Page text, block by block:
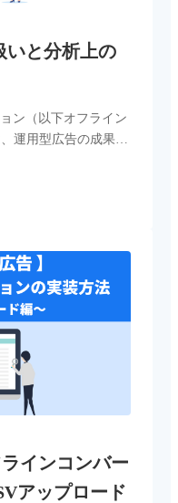
いと分析上の
ン（以下オフライン
運用型広告の成果を
ズではオフラインCV
ラインコンバー
アップロード